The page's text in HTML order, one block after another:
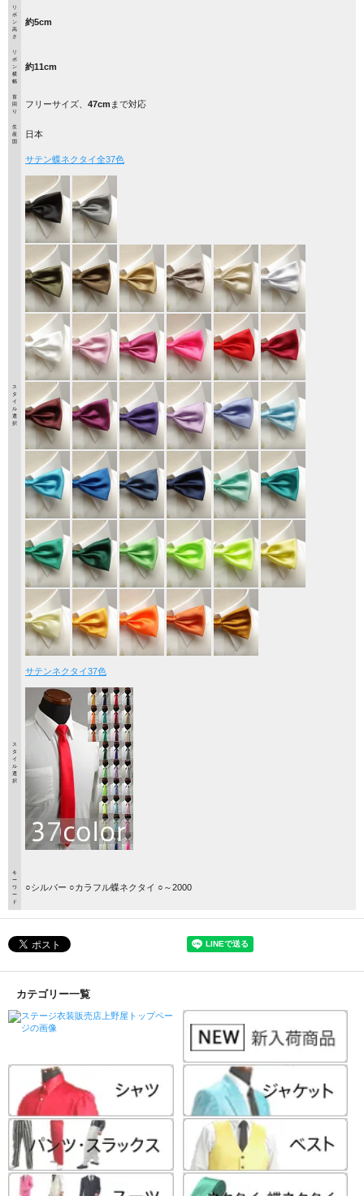
リ
ボ
ン
高
さ
約5cm
リ
ボ
ン
横
幅
約11cm
首
回
り
フリーサイズ、 47cm まで対応
生
産
国
日本
ス
タ
イ
ル
選
択
サテン蝶ネクタイ全37色
ス
タ
イ
ル
選
択
サテンネクタイ37色
キ
ー
ワ
ー
ド
○シルバー ○カラフル蝶ネクタイ ○～2000
カテゴリー一覧